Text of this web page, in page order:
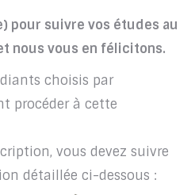
pour suivre vos études au
nous vous en félicitons.
choisis par
procéder à cette
vous devez suivre
détaillée ci-dessous :